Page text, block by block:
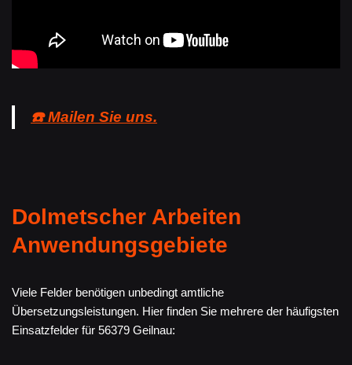
☎️ Mailen Sie uns.
Dolmetscher Arbeiten
Anwendungsgebiete
Viele Felder benötigen unbedingt amtliche
Übersetzungsleistungen. Hier finden Sie mehrere der häufigsten
Einsatzfelder für 56379 Geilnau: